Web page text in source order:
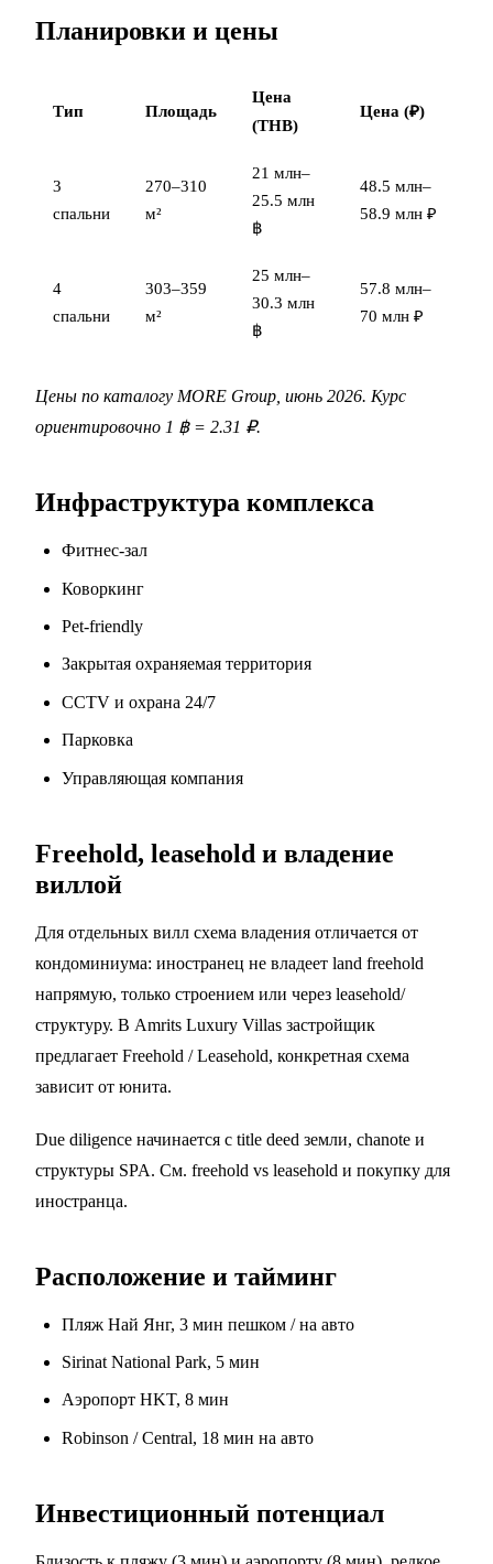
Планировки и цены
Тип Площадь
Цена
(THB)
Цена (₽)
3
спальни
270–310
м²
21 млн–
25.5 млн
฿
48.5 млн–
58.9 млн ₽
4
спальни
303–359
м²
25 млн–
30.3 млн
฿
57.8 млн–
70 млн ₽
Цены по каталогу MORE Group, июнь 2026. Курс
ориентировочно 1 ฿ = 2.31 ₽.
Инфраструктура комплекса
Фитнес-зал
Коворкинг
Pet-friendly
Закрытая охраняемая территория
CCTV и охрана 24/7
Парковка
Управляющая компания
Freehold, leasehold и владение
виллой
Для отдельных вилл схема владения отличается от
кондоминиума: иностранец не владеет land freehold
напрямую, только строением или через leasehold/
структуру. В Amrits Luxury Villas застройщик
предлагает Freehold / Leasehold, конкретная схема
зависит от юнита.
Due diligence начинается с title deed земли, chanote и
структуры SPA. См. freehold vs leasehold и покупку для
иностранца.
Расположение и тайминг
Пляж Най Янг, 3 мин пешком / на авто
Sirinat National Park, 5 мин
Аэропорт HKT, 8 мин
Robinson / Central, 18 мин на авто
Инвестиционный потенциал